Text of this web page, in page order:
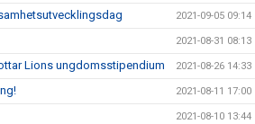
2021-09-05 09:14
2021-08-31 08:13
Lions ungdomsstipendium 2021-08-26 14:33
2021-08-11 17:00
2021-08-10 13:44